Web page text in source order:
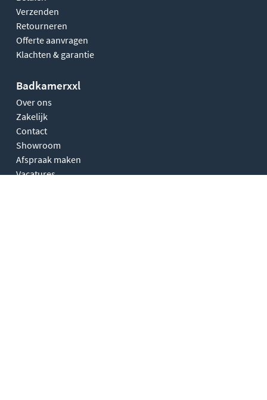
Verzenden
Retourneren
Offerte aanvragen
Klachten & garantie
Badkamerxxl
Over ons
Zakelijk
Contact
Showroom
Afspraak maken
Vacatures